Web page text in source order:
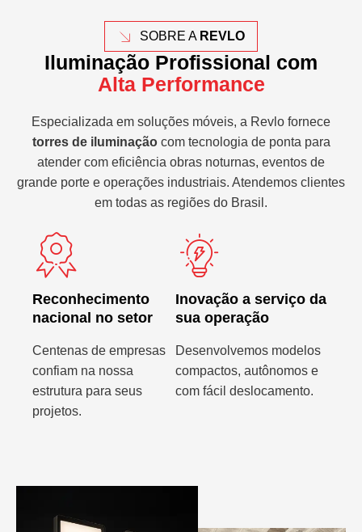
SOBRE A REVLO
Iluminação Profissional com
Alta Performance
Especializada em soluções móveis, a Revlo fornece
torres de iluminaçãocom tecnologia de ponta para
atender com eficiência obras noturnas, eventos de
grande porte e operações industriais. Atendemos clientes
em todas as regiões do Brasil.
Reconhecimento
nacional no setor
Centenas de empresas
confiam na nossa
estrutura para seus
projetos.
Inovação a serviço da
sua operação
Desenvolvemos modelos
compactos, autônomos e
com fácil deslocamento.